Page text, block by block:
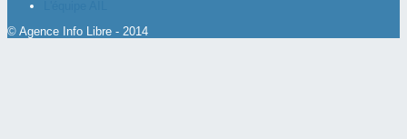
© Agence Info Libre - 2014